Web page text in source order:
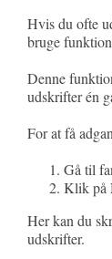
Hvis du ofte
bruge
Denne
udskrifter én
For at få
Gå til
Klik på
Her kan du
udskrifter.